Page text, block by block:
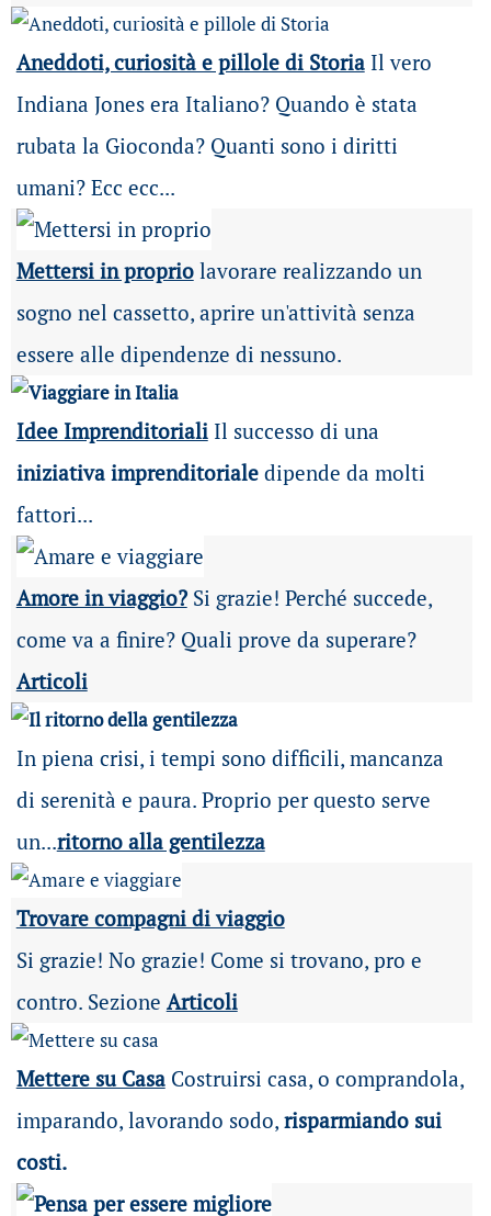
Aneddoti, curiosità e pillole di Storia Il vero
Indiana Jones era Italiano? Quando è stata
rubata la Gioconda? Quanti sono i diritti
umani? Ecc ecc...
Mettersi in propriolavorare realizzando un
sogno nel cassetto, aprire un'attività senza
essere alle dipendenze di nessuno.
Idee ImprenditorialiIl successo di una
iniziativa imprenditorialedipende da molti
fattori...
Amore in viaggio?Si grazie! Perché succede,
come va a finire? Quali prove da superare?
Articoli
In piena crisi, i tempi sono difficili, mancanza
di serenità e paura. Proprio per questo serve
un...ritorno alla gentilezza
Trovare compagni di viaggio
Si grazie! No grazie! Come si trovano, pro e
contro. Sezione Articoli
Mettere su Casa Costruirsi casa, o comprandola,
imparando, lavorando sodo, risparmiando sui
costi.